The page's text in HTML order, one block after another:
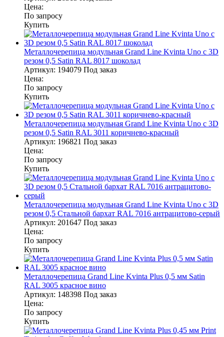
Цена:
По запросу
Купить
Металлочерепица модульная Grand Line Kvinta Uno c 3D
резом 0,5 Satin RAL 8017 шоколад
Артикул: 194079 Под заказ
Цена:
По запросу
Купить
Металлочерепица модульная Grand Line Kvinta Uno c 3D
резом 0,5 Satin RAL 3011 коричнево-красный
Артикул: 196821 Под заказ
Цена:
По запросу
Купить
Металлочерепица модульная Grand Line Kvinta Uno c 3D
резом 0,5 Стальной бархат RAL 7016 антрацитово-серый
Артикул: 201647 Под заказ
Цена:
По запросу
Купить
Металлочерепица Grand Line Kvinta Plus 0,5 мм Satin
RAL 3005 красное вино
Артикул: 148398 Под заказ
Цена:
По запросу
Купить